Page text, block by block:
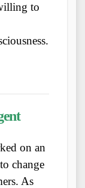
to
on an
change
As